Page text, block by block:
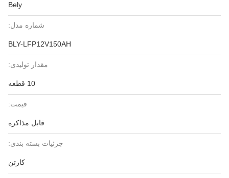
Bely
شماره مدل:
BLY-LFP12V150AH
مقدار تولیدی:
10 قطعه
قیمت:
قابل مذاکره
جزئیات بسته بندی:
کارتن